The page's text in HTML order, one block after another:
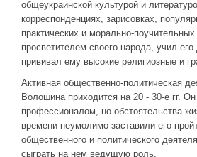
общеукраинской культурой и
корреспонденциях, зарисовках,
практических и морально-
просветителем своего народа, учил его
прививал ему высокие религиозные и
Активная общественно-политическая
Волошина приходится на 20 - 30-е гг.
профессионалом, но обстоятельства
времени неумолимо заставили его
общественного и политического
сыграть на нем ведущую роль.